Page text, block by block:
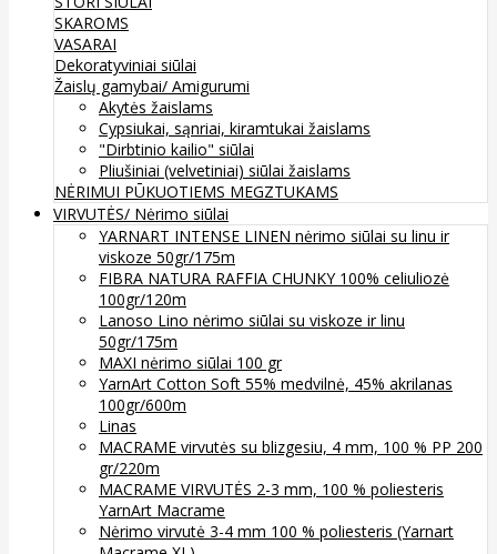
SKAROMS
VASARAI
Dekoratyviniai siūlai
Žaislų gamybai/ Amigurumi
Akytės žaislams
Cypsiukai, sąnriai, kiramtukai žaislams
"Dirbtinio kailio" siūlai
Pliušiniai (velvetiniai) siūlai žaislams
NĖRIMUI PŪKUOTIEMS MEGZTUKAMS
VIRVUTĖS/ Nėrimo siūlai
YARNART INTENSE LINEN nėrimo siūlai su linu ir
viskoze 50gr/175m
FIBRA NATURA RAFFIA CHUNKY 100% celiuliozė
100gr/120m
Lanoso Lino nėrimo siūlai su viskoze ir linu
50gr/175m
MAXI nėrimo siūlai 100 gr
YarnArt Cotton Soft 55% medvilnė, 45% akrilanas
100gr/600m
Linas
MACRAME virvutės su blizgesiu, 4 mm, 100 % PP 200
gr/220m
MACRAME VIRVUTĖS 2-3 mm, 100 % poliesteris
YarnArt Macrame
Nėrimo virvutė 3-4 mm 100 % poliesteris (Yarnart